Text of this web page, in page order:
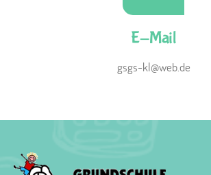
E-Mail
gsgs-kl@web.de